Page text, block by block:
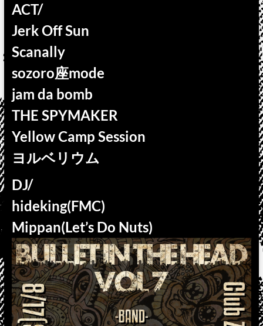
ACT/
Jerk Off Sun
Scanally
sozoro座mode
jam da bomb
THE SPYMAKER
Yellow Camp Session
ヨルベリウム
DJ/
hideking(FMC)
Mippan(Let’s Do Nuts)